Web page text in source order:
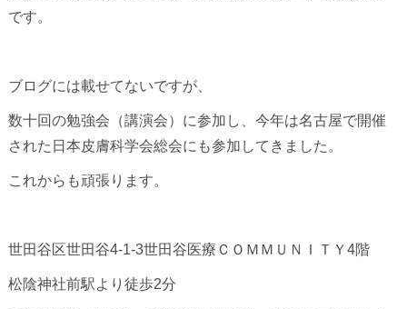
です。
ブログには載せてないですが、
数十回の勉強会（講演会）に参加し、今年は名古屋で開催
された日本皮膚科学会総会にも参加してきました。
これからも頑張ります。
世田谷区世田谷4-1-3世田谷医療ＣＯＭＭＵＮＩＴＹ4階
松陰神社前駅より徒歩2分